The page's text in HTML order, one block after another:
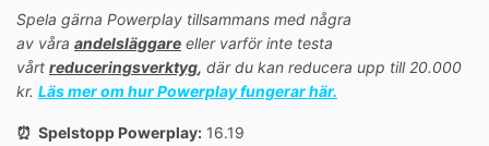
Spela gärna Powerplay tillsammans med några
av våra andelsläggare eller varför inte testa
vårt reduceringsverktyg, där du kan reducera upp till 20.000
kr. Läs mer om hur Powerplay fungerar här.
⏰ Spelstopp Powerplay: 16.19